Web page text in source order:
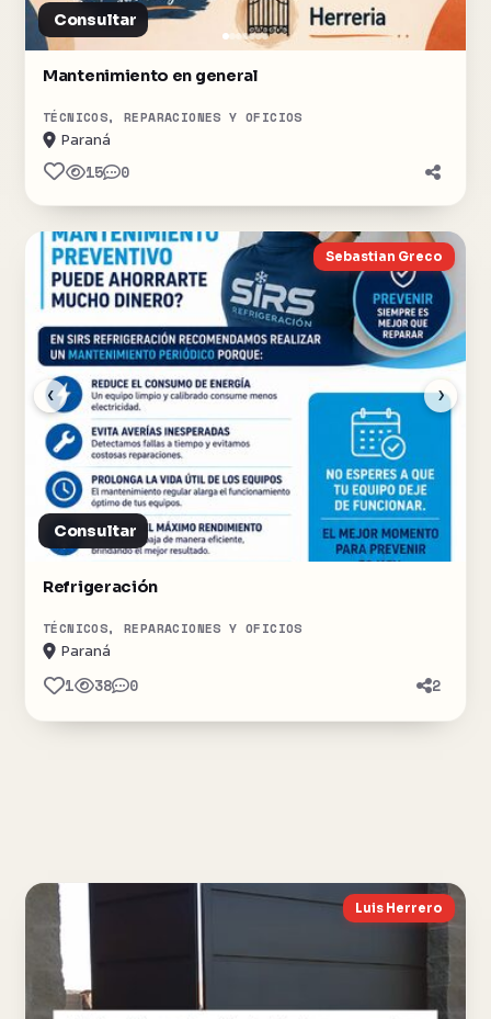
Consultar
Mantenimiento en general
TÉCNICOS, REPARACIONES Y OFICIOS
Paraná
15 0
‹ ›
Sebastian Greco
Consultar
Refrigeración
TÉCNICOS, REPARACIONES Y OFICIOS
Paraná
1 38 0 2
Luis Herrero